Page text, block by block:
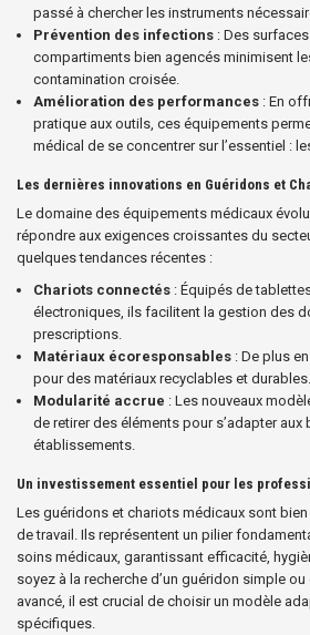
passé à chercher les instruments
Prévention des infections : Des
compartiments bien agencés minimisent
contamination croisée.
Amélioration des performances : En
pratique aux outils, ces équipements
médical de se concentrer sur l’essentiel :
Les dernières innovations en Guéridons et
Le domaine des équipements médicaux
répondre aux exigences croissantes du
quelques tendances récentes :
Chariots connectés : Équipés de
électroniques, ils facilitent la gestion des
prescriptions.
Matériaux écoresponsables : De plus
pour des matériaux recyclables et durables.
Modularité accrue : Les nouveaux
de retirer des éléments pour s’adapter
établissements.
Un investissement essentiel pour les
Les guéridons et chariots médicaux sont
de travail. Ils représentent un pilier
soins médicaux, garantissant efficacité,
soyez à la recherche d’un guéridon simple
avancé, il est crucial de choisir un modèle
spécifiques.